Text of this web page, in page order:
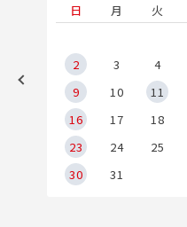
日
月 火
2
3 4
9
10 11
16
17 18
23
24 25
30
31